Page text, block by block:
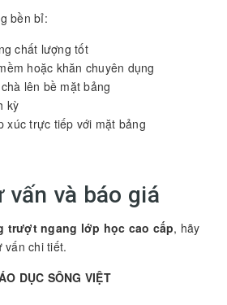
bền bỉ:
chất lượng tốt
hoặc khăn chuyên dụng
lên bề mặt bảng
kỳ
xúc trực tiếp với mặt bảng
vấn và báo giá
trượt ngang lớp học cao cấp, hãy
vấn chi tiết.
DỤC SÔNG VIỆT